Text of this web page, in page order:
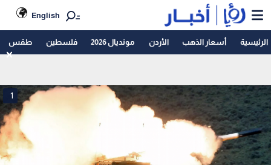
English
الرئيسية أسعار الذهب الأردن مونديال 2026 فلسطين طقس
1